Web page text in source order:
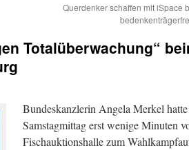
Querdenker schaffen mit iSpace
Totalüberwachung“
Bundeskanzlerin Angela Merkel
Samstagmittag erst wenige Minuten
Fischauktionshalle zum